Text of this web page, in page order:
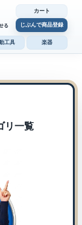
る
カート
じぶんで商品登録
工具 楽器
リ一覧